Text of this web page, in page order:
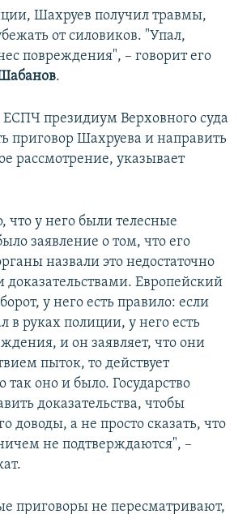
Шахруев получил травмы,
от силовиков. "Упал,
повреждения", – говорит его
.
президиум Верховного суда
приговор Шахруева и направить
рассмотрение, указывает
что у него были телесные
заявление о том, что его
назвали это недостаточно
Европейский
у него есть правило: если
в руках полиции, у него есть
и он заявляет, что они
пыток, то действует
так оно и было. Государство
доказательства, чтобы
доводы, а не просто сказать, что
не подтверждаются", –
приговоры не пересматривают,